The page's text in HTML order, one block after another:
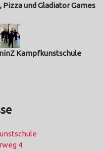
und Gladiator Games
Kampfkunstschule
4